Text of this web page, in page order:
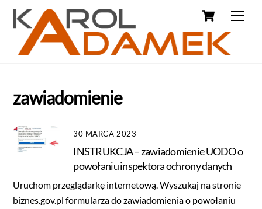
zawiadomienie
30 MARCA 2023
INSTRUKCJA – zawiadomienie UODO o
powołaniu inspektora ochrony danych
Uruchom przeglądarkę internetową. Wyszukaj na stronie
biznes.gov.pl formularza do zawiadomienia o powołaniu